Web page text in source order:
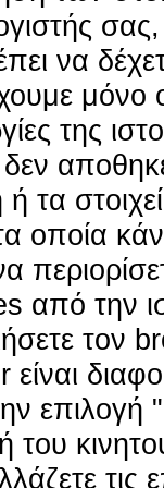
να
μόνο
της
τα
οποία
από την
τον
επιλογή
του
τις